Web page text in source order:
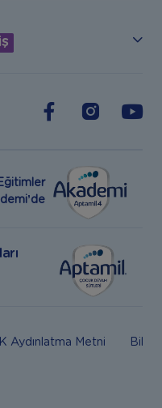
Aydınlatma Metni Bilgi